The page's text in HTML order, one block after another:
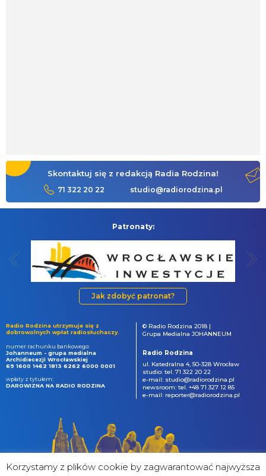
Skontaktuj się z redakcją Radia Rodzina!
71 322 20 22 studio@radiorodzina.pl
Patronaty:
Jak zdobyć patronat?
Radio Rodzina utrzymuje się z
dobrowolnych wpłat radiosłuchaczy.
numer rachunku bankowego:
Johanneum - grupa medialna
Archidiecezji Wrocławskiej
69 1600 1462 1813 6262 6000 0001
wpłaty z tytułem:
DAROWIZNA NA RADIO RODZINA
© Radio Rodzina 2018 |
Grupa Medialna JOHANNEUM
Radio Rodzina
ul. Katedralna 4, 50-328 Wrocław
studio: tel. 71 322 20 22
e-mail: studio@radiorodzina.pl
newsroom: tel. +48 71 327 12 85
e-mail: reporter@radiorodzina.pl
Korzystamy z plików cookie by zagwarantować najwyższa